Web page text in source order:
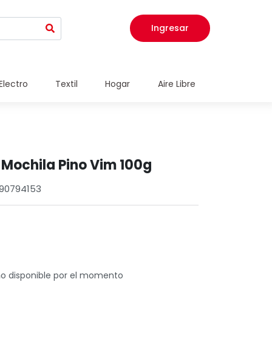
Ingresar
Textil Hogar Aire Libre
Pino Vim 100g
disponible por el momento